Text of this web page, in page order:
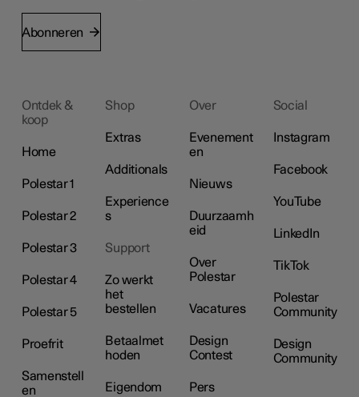
Abonneren
Ontdek &
koop
Home
Polestar 1
Polestar 2
Polestar 3
Polestar 4
Polestar 5
Proefrit
Samenstell
en
Shop
Extras
Additionals
Experience
s
Support
Zo werkt
het
bestellen
Betaalmet
hoden
Eigendom
Over
Evenement
en
Nieuws
Duurzaamh
eid
Over
Polestar
Vacatures
Design
Contest
Pers
Social
Instagram
Facebook
YouTube
LinkedIn
TikTok
Polestar
Community
Design
Community